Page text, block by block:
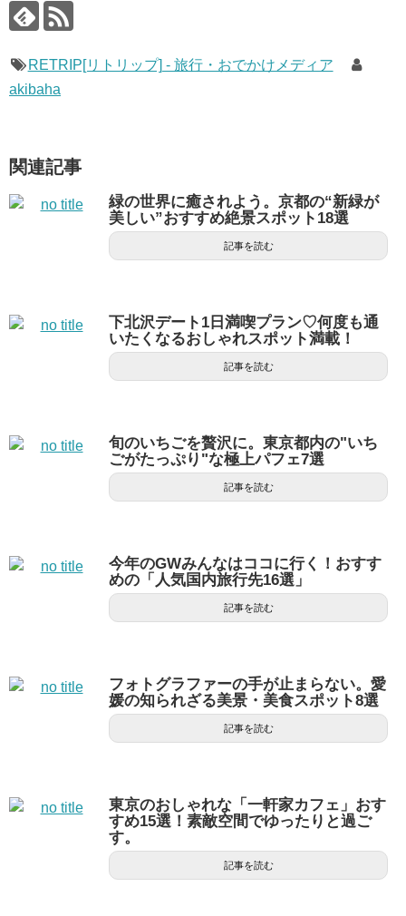
RETRIP[リトリップ] - 旅行・おでかけメディア
akibaha
関連記事
緑の世界に癒されよう。京都の“新緑が
美しい”おすすめ絶景スポット18選
記事を読む
下北沢デート1日満喫プラン♡何度も通
いたくなるおしゃれスポット満載！
記事を読む
旬のいちごを贅沢に。東京都内の"いち
ごがたっぷり"な極上パフェ7選
記事を読む
今年のGWみんなはココに行く！おすす
めの「人気国内旅行先16選」
記事を読む
フォトグラファーの手が止まらない。愛
媛の知られざる美景・美食スポット8選
記事を読む
東京のおしゃれな「一軒家カフェ」おす
すめ15選！素敵空間でゆったりと過ご
す。
記事を読む